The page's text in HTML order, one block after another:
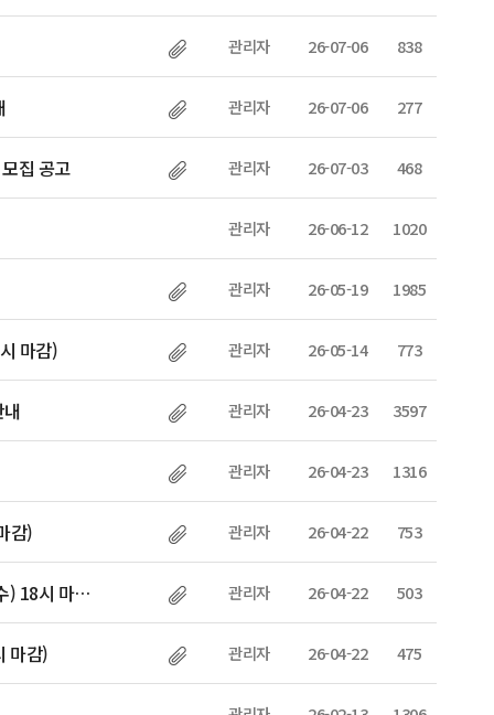
관리자 26-07-06 838
관리자 26-07-06 277
집 공고 관리자 26-07-03 468
관리자 26-06-12 1020
관리자 26-05-19 1985
마감) 관리자 26-05-14 773
관리자 26-04-23 3597
관리자 26-04-23 1316
감) 관리자 26-04-22 753
) 18시 마… 관리자 26-04-22 503
마감) 관리자 26-04-22 475